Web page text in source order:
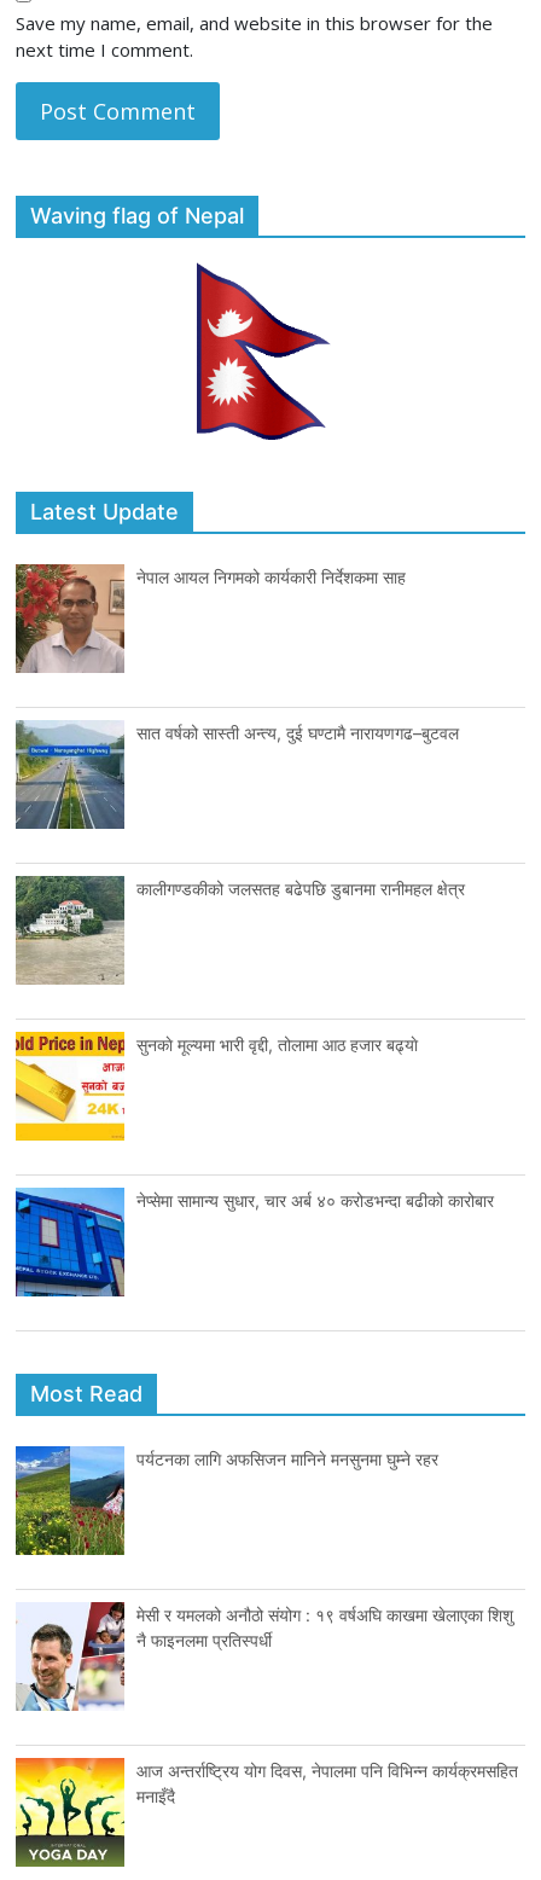
Save my name, email, and website in this browser for the
next time I comment.
Waving flag of Nepal
Latest Update
नेपाल आयल निगमको कार्यकारी निर्देशकमा साह
सात वर्षको सास्ती अन्त्य, दुई घण्टामै नारायणगढ–बुटवल
कालीगण्डकीको जलसतह बढेपछि डुबानमा रानीमहल क्षेत्र
सुनकाे मूल्यमा भारी वृद्दी, तोलामा आठ हजार बढ्याे
नेप्सेमा सामान्य सुधार, चार अर्ब ४० करोडभन्दा बढीको कारोबार
Most Read
पर्यटनका लागि अफसिजन मानिने मनसुनमा घुम्ने रहर
मेसी र यमलको अनौठो संयोग : १९ वर्षअघि काखमा खेलाएका शिशु
नै फाइनलमा प्रतिस्पर्धी
आज अन्तर्राष्ट्रिय योग दिवस, नेपालमा पनि विभिन्न कार्यक्रमसहित
मनाइँदै